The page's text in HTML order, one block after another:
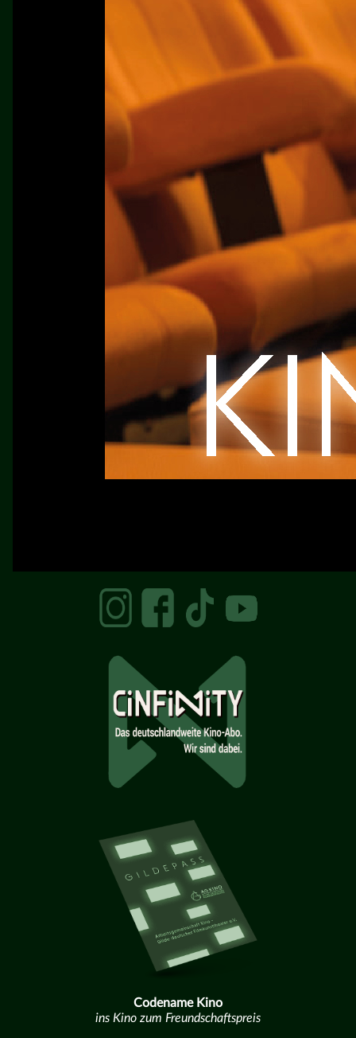
Codename Kino
ins Kino zum Freundschaftspreis